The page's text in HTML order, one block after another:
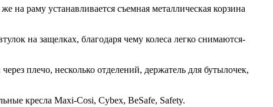
раму устанавливается съемная металлическая корзина
на защелках, благодаря чему колеса легко снимаются-
плечо, несколько отделений, держатель для бутылочек,
кресла Maxi-Cosi, Cybex, BeSafe, Safety.